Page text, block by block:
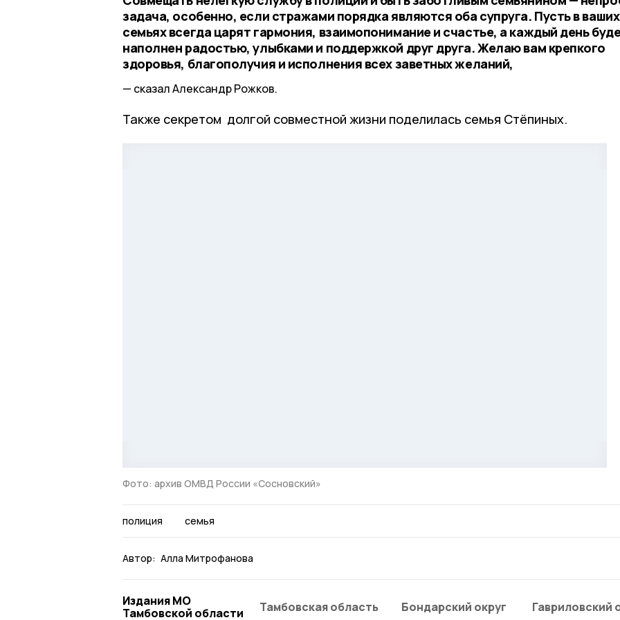
задача, особенно, если стражами порядка являются оба супруга. Пусть в ваших
семьях всегда царят гармония, взаимопонимание и счастье, а каждый день
наполнен радостью, улыбками и поддержкой друг друга. Желаю вам крепкого
здоровья, благополучия и исполнения всех заветных желаний,
сказал Александр Рожков.
Также секретом долгой совместной жизни поделилась семья Стёпиных.
Фото: архив ОМВД России «Сосновский»
полиция семья
Автор: Алла Митрофанова
Издания МО
Тамбовской области
Тамбовская область Бондарский округ Гавриловский